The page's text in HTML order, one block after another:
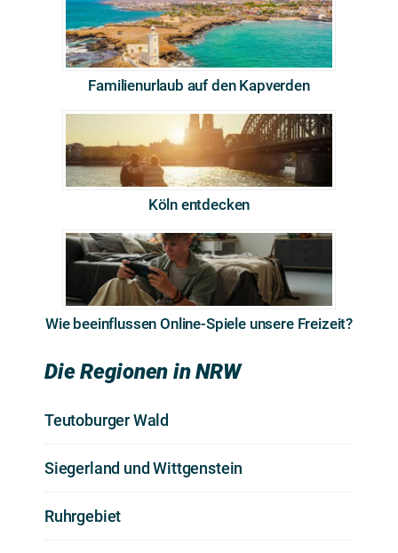
Familienurlaub auf den Kapverden
Köln entdecken
Wie beeinflussen Online-Spiele unsere Freizeit?
Die Regionen in NRW
Teutoburger Wald
Siegerland und Wittgenstein
Ruhrgebiet